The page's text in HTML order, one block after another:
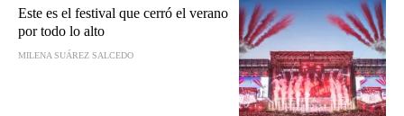
Este es el festival que cerró el verano
por todo lo alto
MILENA SUÁREZ SALCEDO